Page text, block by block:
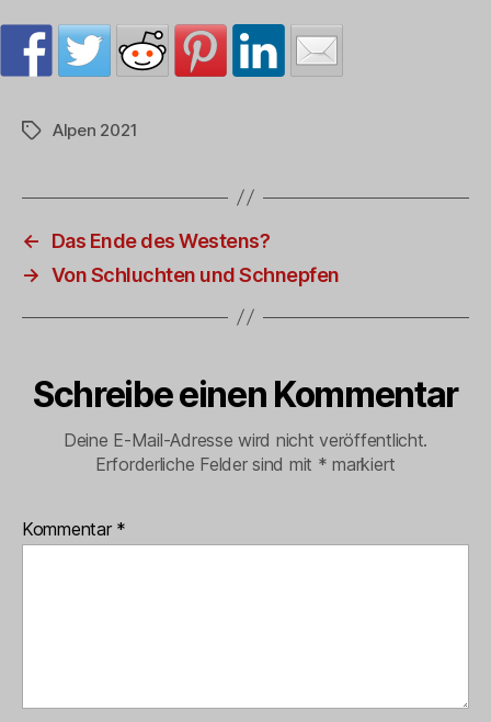
Schlagwörter
Alpen 2021
←
Das Ende des Westens?
→ Von Schluchten und Schnepfen
Schreibe einen Kommentar
Deine E-Mail-Adresse wird nicht veröffentlicht.
Erforderliche Felder sind mit * markiert
Kommentar *